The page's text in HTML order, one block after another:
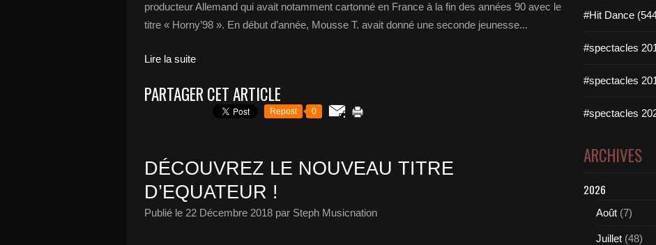
producteur Allemand qui avait notamment cartonné en France à la fin des années 90 avec le
titre « Horny’98 ». En début d’année, Mousse T. avait donné une seconde jeunesse...
Lire la suite
PARTAGER CET ARTICLE
Repost 0
DÉCOUVREZ LE NOUVEAU TITRE
D’EQUATEUR !
Publié le 22 Décembre 2018 par Steph Musicnation
#Hit Dance
#spectacles
#spectacles
#spectacles
ARCHIVES
2026
Août (7)
Juillet (48)